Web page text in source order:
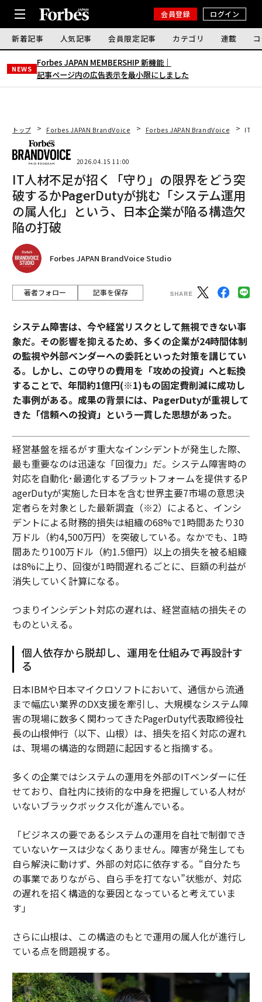
会員登録 ログイン
新着記事 人気記事 会員限定記事 カテゴリ 連載
NEWS
Forbes JAPAN MEMBERSHIP 新機能｜
記事ページ内の広告表示を最小限にしました
トップ Forbes JAPAN BrandVoice Forbes JAPAN BrandVoice IT人
2026.04.15 11:00
IT人材不足が招く「守り」の限界をどう突
破するか――PagerDutyが挑む「システム運用
の属人化」という、日本企業が陥る構造欠
陥の打破
Forbes JAPAN BrandVoice Studio
著者フォロー 記事を保存
システム障害は、今や経営リスクとして無視できない事
象だ。その影響を抑えるため、多くの企業が24時間体制
の監視や外部ベンダーへの委託といった対策を講じてい
る。しかし、この守りの費用を「攻めの投資」へと転換
することで、年間約1億円(※1)もの固定費削減に成功し
た事例がある。成果の背景には、PagerDutyが重視して
きた「信頼への投資」という一貫した思想があった。
経営基盤を揺るがす重大なインシデントが発生した際、
最も重要なのは迅速な「回復力」だ。システム障害時の
対応を自動化･最適化するプラットフォームを提供するP
agerDutyが実施した日本を含む世界主要7市場の意思決
定者らを対象とした最新調査（※2）によると、インシ
デントによる財務的損失は組織の68%で1時間あたり30
万ドル（約4,500万円）を突破している。なかでも、1時
間あたり100万ドル（約1.5億円）以上の損失を被る組織
は8%に上り、回復が1時間遅れるごとに、巨額の利益が
消失していく計算になる。
つまりインシデント対応の遅れは、経営直結の損失その
ものといえる。
個人依存から脱却し、運用を仕組みで再設計す
る
日本IBMや日本マイクロソフトにおいて、通信から流通
まで幅広い業界のDX支援を牽引し、大規模なシステム障
害の現場に数多く関わってきたPagerDuty代表取締役社
長の山根伸行（以下、山根）は、損失を招く対応の遅れ
は、現場の構造的な問題に起因すると指摘する。
多くの企業ではシステムの運用を外部のITベンダーに任
せており、自社内に技術的な中身を把握している人材が
いないブラックボックス化が進んでいる。
「ビジネスの要であるシステムの運用を自社で制御でき
ていないケースは少なくありません。障害が発生しても
自ら解決に動けず、外部の対応に依存する。“自分たち
の事業でありながら、自ら手を打てない”状態が、対応
の遅れを招く構造的な要因となっていると考えていま
す」
さらに山根は、この構造のもとで運用の属人化が進行し
ている点を問題視する。